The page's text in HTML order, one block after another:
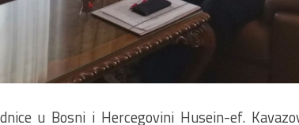
u Bosni i Hercegovini Husein-ef.